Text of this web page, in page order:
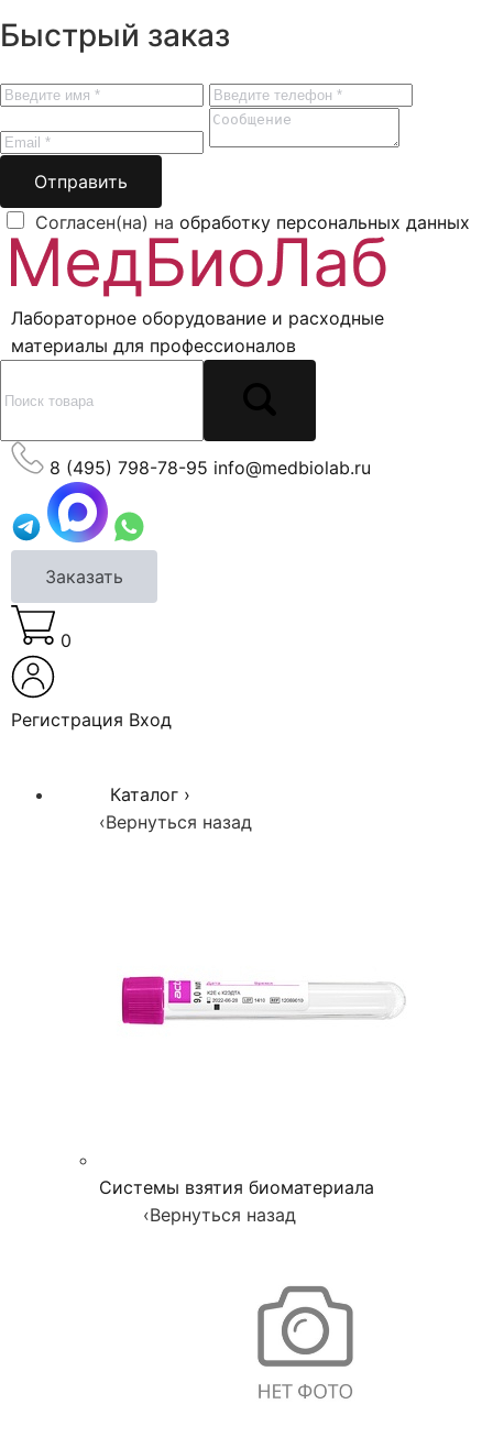
Быстрый заказ
Отправить
Согласен(на) на обработку персональных данных
Лабораторное оборудование и расходные
материалы для профессионалов
8 (495) 798-78-95 info@medbiolab.ru
Заказать
0
Регистрация Вход
Каталог ›
‹Вернуться назад
Системы взятия биоматериала
‹Вернуться назад